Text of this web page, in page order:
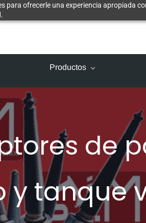
para ofrecerle una experiencia apropiada
Productos
de
y tanque